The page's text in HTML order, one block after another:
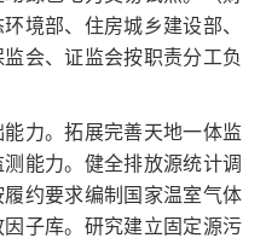
境部、住房城乡建设部、
会、证监会按职责分工负
能力。拓展完善天地一体监
能力。健全排放源统计调
约要求编制国家温室气体
子库。研究建立固定源污